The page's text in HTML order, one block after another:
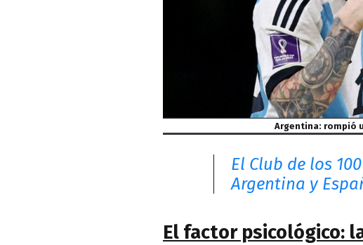
Argentina: rompió
El Club de los
Argentina y
El factor psicológico: